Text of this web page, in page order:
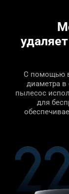
С помощью
диаметра
пылесос
для